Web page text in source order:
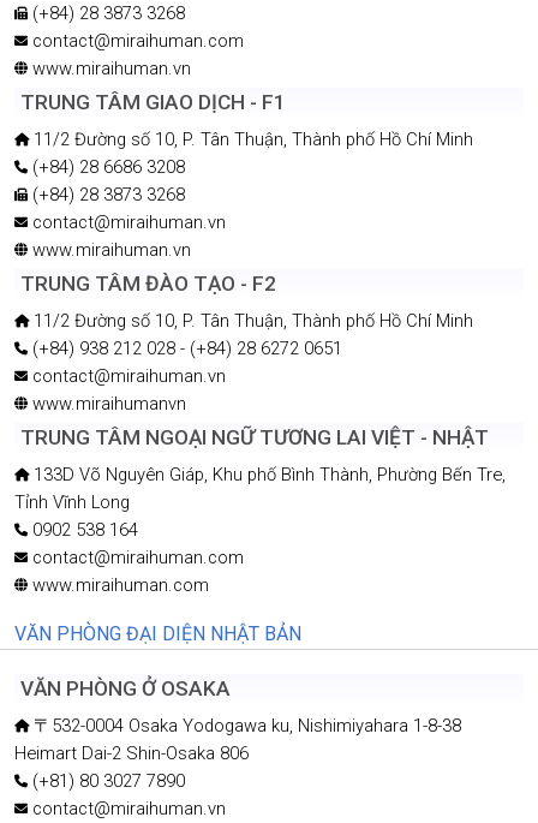
(+84) 28 3873 3268
contact@miraihuman.com
www.miraihuman.vn
TRUNG TÂM GIAO DỊCH - F1
11/2 Đường số 10, P. Tân Thuận, Thành phố Hồ Chí Minh
(+84) 28 6686 3208
(+84) 28 3873 3268
contact@miraihuman.vn
www.miraihuman.vn
TRUNG TÂM ĐÀO TẠO - F2
11/2 Đường số 10, P. Tân Thuận, Thành phố Hồ Chí Minh
(+84) 938 212 028 - (+84) 28 6272 0651
contact@miraihuman.vn
www.miraihumanvn
TRUNG TÂM NGOẠI NGỮ TƯƠNG LAI VIỆT - NHẬT
133D Võ Nguyên Giáp, Khu phố Bình Thành, Phường Bến Tre,
Tỉnh Vĩnh Long
0902 538 164
contact@miraihuman.com
www.miraihuman.com
VĂN PHÒNG ĐẠI DIỆN NHẬT BẢN
VĂN PHÒNG Ở OSAKA
〒532-0004 Osaka Yodogawa ku, Nishimiyahara 1-8-38
Heimart Dai-2 Shin-Osaka 806
(+81) 80 3027 7890
contact@miraihuman.vn